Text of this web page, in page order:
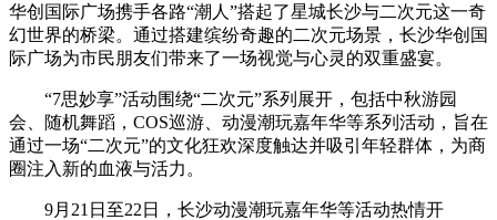
华创国际广场携手各路“潮人”搭起了星城长沙与二次元这一奇
幻世界的桥梁。通过搭建缤纷奇趣的二次元场景，长沙华创国
际广场为市民朋友们带来了一场视觉与心灵的双重盛宴。
“7思妙享”活动围绕“二次元”系列展开，包括中秋游园
会、随机舞蹈，COS巡游、动漫潮玩嘉年华等系列活动，旨在
通过一场“二次元”的文化狂欢深度触达并吸引年轻群体，为商
圈注入新的血液与活力。
9月21日至22日，长沙动漫潮玩嘉年华等活动热情开